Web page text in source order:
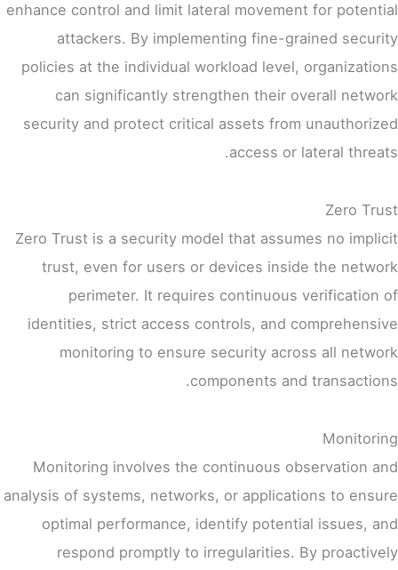
enhance control and limit lateral movement for potential
attackers. By implementing fine-grained security
policies at the individual workload level, organizations
can significantly strengthen their overall network
security and protect critical assets from unauthorized
access or lateral threats.
Zero Trust
Zero Trust is a security model that assumes no implicit
trust, even for users or devices inside the network
perimeter. It requires continuous verification of
identities, strict access controls, and comprehensive
monitoring to ensure security across all network
components and transactions.
Monitoring
Monitoring involves the continuous observation and
analysis of systems, networks, or applications to ensure
optimal performance, identify potential issues, and
respond promptly to irregularities. By proactively